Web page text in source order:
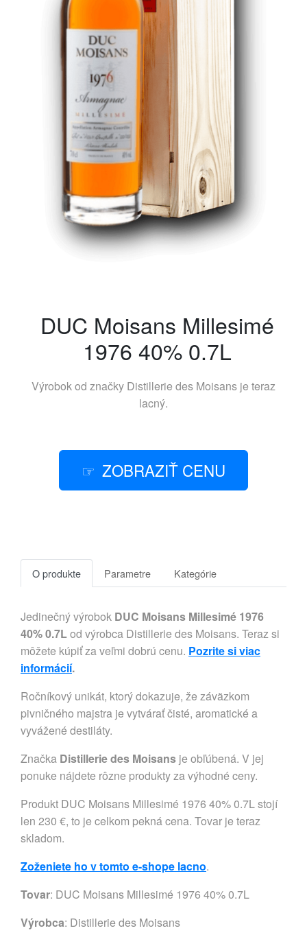
DUC Moisans Millesimé
1976 40% 0.7L
Výrobok od značky Distillerie des Moisans je teraz
lacný.
ZOBRAZIŤ CENU
O produkte Parametre Kategórie
Jedinečný výrobok DUC Moisans Millesimé 1976
40% 0.7Lod výrobca Distillerie des Moisans. Teraz si
môžete kúpiť za veľmi dobrú cenu. Pozrite si viac
informácií.
Ročníkový unikát, ktorý dokazuje, že záväzkom
pivničného majstra je vytvárať čisté, aromatické a
vyvážené destiláty.
Značka Distillerie des Moisans je obľúbená. V jej
ponuke nájdete rôzne produkty za výhodné ceny.
Produkt DUC Moisans Millesimé 1976 40% 0.7L stojí
len 230 €, to je celkom pekná cena. Tovar je teraz
skladom.
Zoženiete ho v tomto e-shope lacno.
Tovar: DUC Moisans Millesimé 1976 40% 0.7L
Výrobca: Distillerie des Moisans